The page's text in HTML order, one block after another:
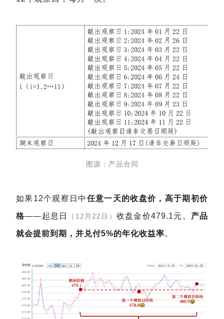
图源：产品合同
如果12个观察日中 任意一天的收盘价，高于期初价
格——起息日 （12月22日） 收盘金价479.1元。 产品
就会提前到期，并兑付5%的年化收益率。